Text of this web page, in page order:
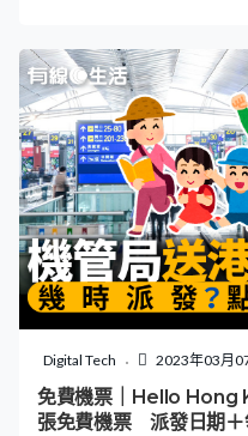
周凱亮殺害父母。案發後
上，講出另一個不為人知
廊》：《正義迴廊》原
重組陪審團 報稱父母回鄉
哥周凱膺、父親周榮基（
住在西環一個單位。
朗豪坊飲茶時，父母表示
之後一直無法聯絡父母，
母物件時，發現父母的護
怪。 開Page找傳媒尋雙
有關，但卻無從入手調查
可是無功而回。後來二人
境紀錄，所以開設了FB
Digital Tech 2023年03月
免費機票｜Hello
張免費機票 派發日期＋